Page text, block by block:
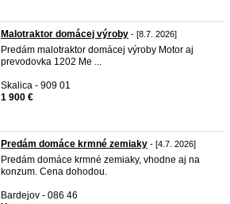
Malotraktor domácej výroby - [8.7. 2026]
Predám malotraktor domácej výroby Motor aj
prevodovka 1202 Me ...
Skalica - 909 01
1 900 €
Predám domáce krmné zemiaky - [4.7. 2026]
Predám domáce krmné zemiaky, vhodne aj na
konzum. Cena dohodou.
Bardejov - 086 46